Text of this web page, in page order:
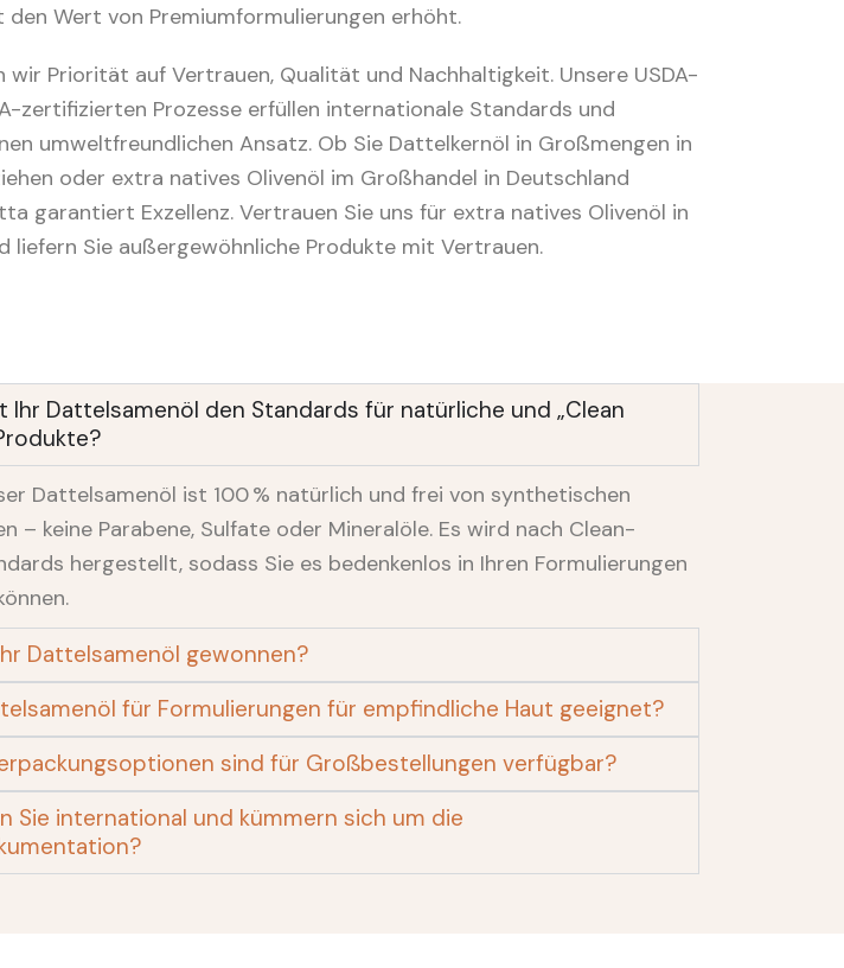
den Wert von Premiumformulierungen erhöht.
wir Priorität auf Vertrauen, Qualität und Nachhaltigkeit. Unsere USDA-
zertifizierten Prozesse erfüllen internationale Standards und
umweltfreundlichen Ansatz. Ob Sie Dattelkernöl in Großmengen in
oder extra natives Olivenöl im Großhandel in Deutschland
garantiert Exzellenz. Vertrauen Sie uns für extra natives Olivenöl in
liefern Sie außergewöhnliche Produkte mit Vertrauen.
Ihr Dattelsamenöl den Standards für natürliche und „Clean
Dattelsamenöl ist 100 % natürlich und frei von synthetischen
– keine Parabene, Sulfate oder Mineralöle. Es wird nach Clean-
hergestellt, sodass Sie es bedenkenlos in Ihren Formulierungen
Dattelsamenöl gewonnen?
für Formulierungen für empfindliche Haut geeignet?
sind für Großbestellungen verfügbar?
Sie international und kümmern sich um die